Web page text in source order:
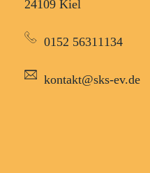
24109 Kiel
0152 56311134
kontakt@sks-ev.de